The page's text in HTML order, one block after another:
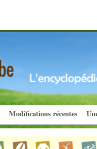
Modifications récentes